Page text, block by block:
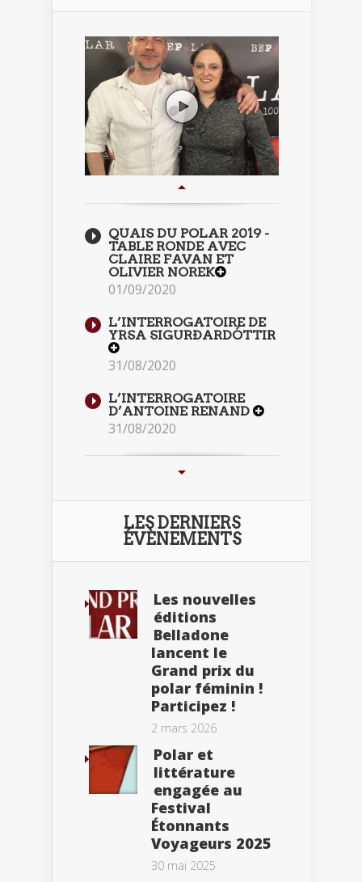
QUAIS DU POLAR 2019 -
TABLE RONDE AVEC
CLAIRE FAVAN ET
OLIVIER NOREK
01/09/2020
L’INTERROGATOIRE DE
YRSA SIGURÐARDÓTTIR
31/08/2020
L’INTERROGATOIRE
D’ANTOINE RENAND
31/08/2020
LES DERNIERS
ÉVÈNEMENTS
Les nouvelles
éditions
Belladone
lancent le
Grand prix du
polar féminin !
Participez !
2 mars 2026
Polar et
littérature
engagée au
Festival
Étonnants
Voyageurs 2025
30 mai 2025